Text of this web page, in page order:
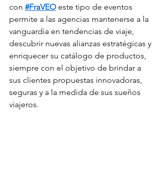
con #FraVEO este tipo de eventos
permite a las agencias mantenerse a la
vanguardia en tendencias de viaje,
descubrir nuevas alianzas estratégicas y
enriquecer su catálogo de productos,
siempre con el objetivo de brindar a
sus clientes propuestas innovadoras,
seguras y a la medida de sus sueños
viajeros.